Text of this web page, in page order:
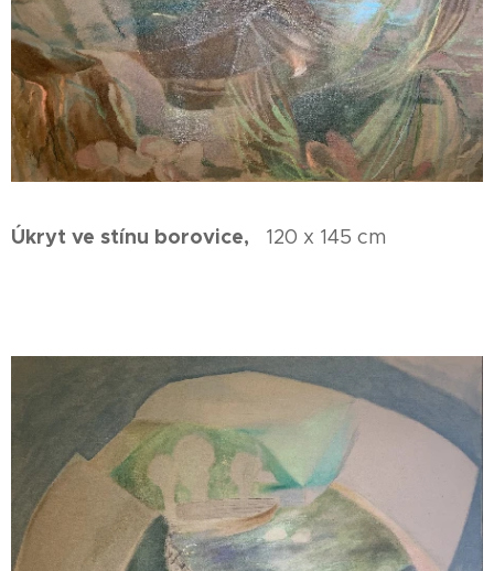
Úkryt ve stínu borovice, 120 x 145 cm